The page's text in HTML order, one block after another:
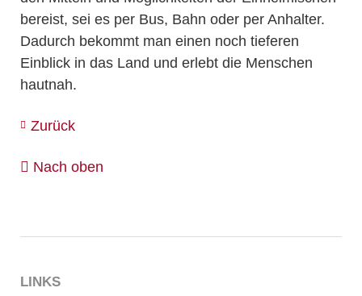
bereist, sei es per Bus, Bahn oder per Anhalter.
Dadurch bekommt man einen noch tieferen
Einblick in das Land und erlebt die Menschen
hautnah.
Zurück
Nach oben
LINKS